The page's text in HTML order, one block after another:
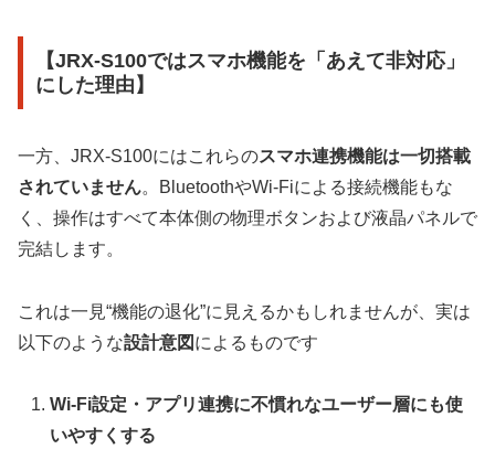
【JRX-S100ではスマホ機能を「あえて非対応」
にした理由】
一方、JRX-S100にはこれらのスマホ連携機能は一切搭載
されていません。BluetoothやWi-Fiによる接続機能もな
く、操作はすべて本体側の物理ボタンおよび液晶パネルで
完結します。
これは一見“機能の退化”に見えるかもしれませんが、実は
以下のような設計意図 によるものです
Wi-Fi設定・アプリ連携に不慣れなユーザー層にも使
いやすくする